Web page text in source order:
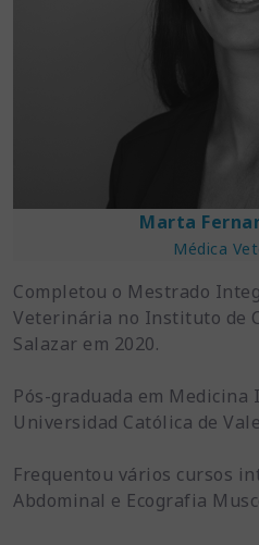
Marta
Médica
Completou o Mestrado
Veterinária no Instituto de
Salazar em 2020.
Pós-graduada em Medicina
Universidad Católica de
Frequentou vários cursos
Abdominal e Ecografia